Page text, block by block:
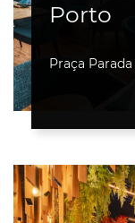
Porto
Praça